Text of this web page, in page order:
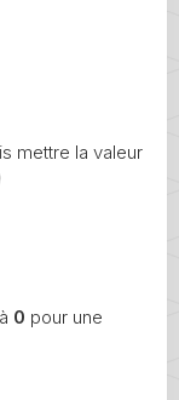
mettre la valeur
0 pour une